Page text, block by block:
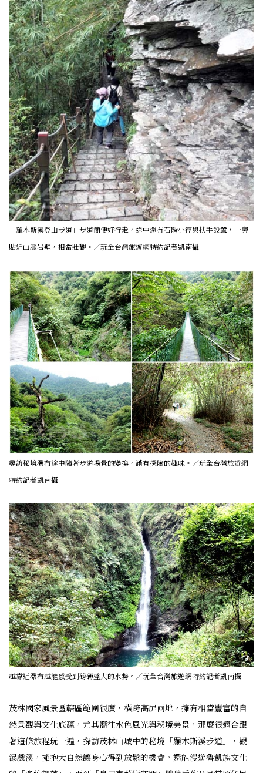
「羅木斯溪登山步道」步道簡便好行走，途中還有石階小徑與扶手設置，一旁
貼近山脈岩壁，相當壯觀。／玩全台灣旅遊網特約記者凱南攝
尋訪秘境瀑布途中隨著步道場景的變換，滿有探險的趣味。／玩全台灣旅遊網
特約記者凱南攝
越靠近瀑布越能感受到磅礡盛大的水勢。／玩全台灣旅遊網特約記者凱南攝
茂林國家風景區轄區範圍很廣，橫跨高屏兩地，擁有相當豐富的自
然景觀與文化底蘊，尤其嚮往水色風光與秘境美景，那麼很適合跟
著這條旅程玩一遍，探訪茂林山城中的秘境「羅木斯溪步道」，觀
瀑戲溪，擁抱大自然讓身心得到放鬆的機會，還能漫遊魯凱族文化